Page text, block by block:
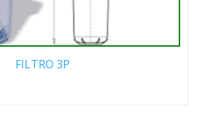
FILTRO 3P